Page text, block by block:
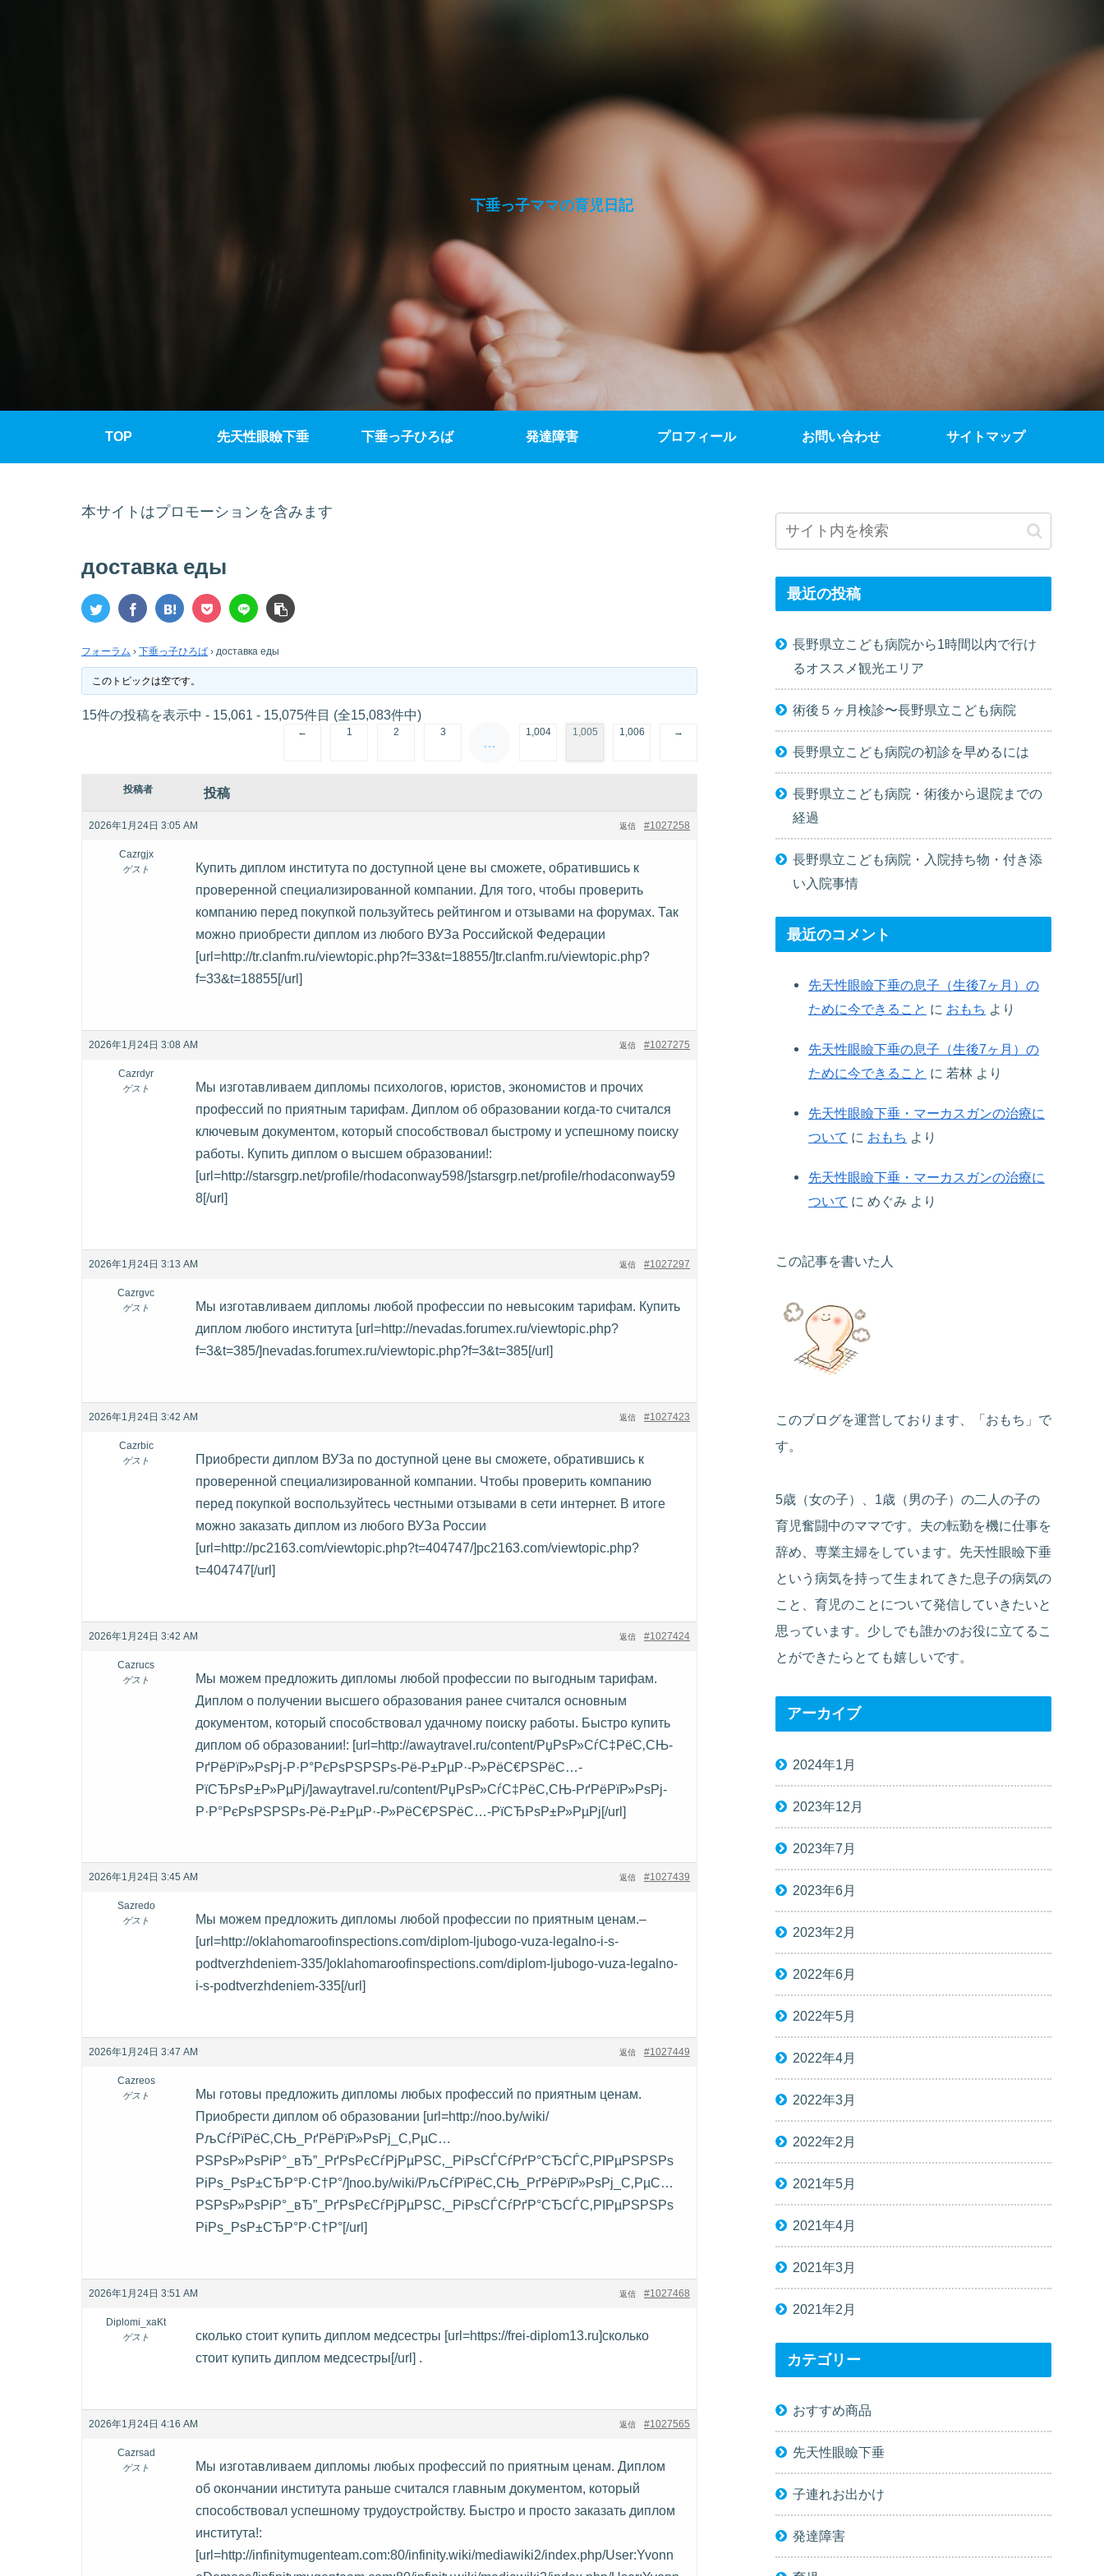
下垂っ子ママの育児日記
TOP 先天性眼瞼下垂 下垂っ子ひろば 発達障害 プロフィール お問い合わせ サイトマップ
本サイトはプロモーションを含みます
доставка еды
フォーラム › 下垂っ子ひろば › доставка еды
このトピックは空です。
15件の投稿を表示中 - 15,061 - 15,075件目 (全15,083件中)
← 1 2 3
…
1,004 1,005 1,006 →
投稿者 投稿
2026年1月24日 3:05 AM #1027258
返信
Cazrgjx
ゲスト
Купить диплом института по доступной цене вы сможете, обратившись к
проверенной специализированной компании. Для того, чтобы проверить
компанию перед покупкой пользуйтесь рейтингом и отзывами на форумах. Так
можно приобрести диплом из любого ВУЗа Российской Федерации
[url=http://tr.clanfm.ru/viewtopic.php?f=33&t=18855/]tr.clanfm.ru/viewtopic.php?
f=33&t=18855[/url]
2026年1月24日 3:08 AM #1027275
返信
Cazrdyr
ゲスト
Мы изготавливаем дипломы психологов, юристов, экономистов и прочих
профессий по приятным тарифам. Диплом об образовании когда-то считался
ключевым документом, который способствовал быстрому и успешному поиску
работы. Купить диплом о высшем образовании!:
[url=http://starsgrp.net/profile/rhodaconway598/]starsgrp.net/profile/rhodaconway59
8[/url]
2026年1月24日 3:13 AM #1027297
返信
Cazrgvc
ゲスト
Мы изготавливаем дипломы любой профессии по невысоким тарифам. Купить
диплом любого института [url=http://nevadas.forumex.ru/viewtopic.php?
f=3&t=385/]nevadas.forumex.ru/viewtopic.php?f=3&t=385[/url]
2026年1月24日 3:42 AM #1027423
返信
Cazrbic
ゲスト
Приобрести диплом ВУЗа по доступной цене вы сможете, обратившись к
проверенной специализированной компании. Чтобы проверить компанию
перед покупкой воспользуйтесь честными отзывами в сети интернет. В итоге
можно заказать диплом из любого ВУЗа России
[url=http://pc2163.com/viewtopic.php?t=404747/]pc2163.com/viewtopic.php?
t=404747[/url]
2026年1月24日 3:42 AM #1027424
返信
Cazrucs
ゲスト
Мы можем предложить дипломы любой профессии по выгодным тарифам.
Диплом о получении высшего образования ранее считался основным
документом, который способствовал удачному поиску работы. Быстро купить
диплом об образовании!: [url=http://awaytravel.ru/content/РџРѕР»СѓС‡РёС‚СЊ-
РґРёРїР»РѕРј-Р·Р°РєРѕРЅРЅРѕ-Рё-Р±РµР·-Р»РёС€РЅРёС…-
РїСЂРѕР±Р»РµРј/]awaytravel.ru/content/РџРѕР»СѓС‡РёС‚СЊ-РґРёРїР»РѕРј-
Р·Р°РєРѕРЅРЅРѕ-Рё-Р±РµР·-Р»РёС€РЅРёС…-РїСЂРѕР±Р»РµРј[/url]
2026年1月24日 3:45 AM #1027439
返信
Sazredo
ゲスト
Мы можем предложить дипломы любой профессии по приятным ценам.–
[url=http://oklahomaroofinspections.com/diplom-ljubogo-vuza-legalno-i-s-
podtverzhdeniem-335/]oklahomaroofinspections.com/diplom-ljubogo-vuza-legalno-
i-s-podtverzhdeniem-335[/url]
2026年1月24日 3:47 AM #1027449
返信
Cazreos
ゲスト
Мы готовы предложить дипломы любых профессий по приятным ценам.
Приобрести диплом об образовании [url=http://noo.by/wiki/
РљСѓРїРёС‚СЊ_РґРёРїР»РѕРј_С‚РµС…
РЅРѕР»РѕРіР°_вЂ”_РґРѕРєСѓРјРµРЅС‚_РіРѕСЃСѓРґР°СЂСЃС‚РІРµРЅРЅРѕ
РіРѕ_РѕР±СЂР°Р·С†Р°/]noo.by/wiki/РљСѓРїРёС‚СЊ_РґРёРїР»РѕРј_С‚РµС…
РЅРѕР»РѕРіР°_вЂ”_РґРѕРєСѓРјРµРЅС‚_РіРѕСЃСѓРґР°СЂСЃС‚РІРµРЅРЅРѕ
РіРѕ_РѕР±СЂР°Р·С†Р°[/url]
2026年1月24日 3:51 AM #1027468
返信
Diplomi_xaKt
ゲスト
сколько стоит купить диплом медсестры [url=https://frei-diplom13.ru]сколько
стоит купить диплом медсестры[/url] .
2026年1月24日 4:16 AM #1027565
返信
Cazrsad
ゲスト
Мы изготавливаем дипломы любых профессий по приятным ценам. Диплом
об окончании института раньше считался главным документом, который
способствовал успешному трудоустройству. Быстро и просто заказать диплом
института!:
[url=http://infinitymugenteam.com:80/infinity.wiki/mediawiki2/index.php/User:Yvonn
最近の投稿
長野県立こども病院から1時間以内で行け
るオススメ観光エリア
術後５ヶ月検診〜長野県立こども病院
長野県立こども病院の初診を早めるには
長野県立こども病院・術後から退院までの
経過
長野県立こども病院・入院持ち物・付き添
い入院事情
最近のコメント
先天性眼瞼下垂の息子（生後7ヶ月）の
ために今できること に おもち より
先天性眼瞼下垂の息子（生後7ヶ月）の
ために今できること に 若林 より
先天性眼瞼下垂・マーカスガンの治療に
ついて に おもち より
先天性眼瞼下垂・マーカスガンの治療に
ついて に めぐみ より
この記事を書いた人
このブログを運営しております、「おもち」で
す。
5歳（女の子）、1歳（男の子）の二人の子の
育児奮闘中のママです。夫の転勤を機に仕事を
辞め、専業主婦をしています。先天性眼瞼下垂
という病気を持って生まれてきた息子の病気の
こと、育児のことについて発信していきたいと
思っています。少しでも誰かのお役に立てるこ
とができたらとても嬉しいです。
アーカイブ
2024年1月
2023年12月
2023年7月
2023年6月
2023年2月
2022年6月
2022年5月
2022年4月
2022年3月
2022年2月
2021年5月
2021年4月
2021年3月
2021年2月
カテゴリー
おすすめ商品
先天性眼瞼下垂
子連れお出かけ
発達障害